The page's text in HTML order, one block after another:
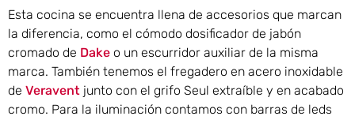
Esta cocina se encuentra llena de accesorios que marcan
la diferencia, como el cómodo dosificador de jabón
cromado de Dake o un escurridor auxiliar de la misma
marca. También tenemos el fregadero en acero inoxidable
de Veravent junto con el grifo Seul extraíble y en acabado
cromo. Para la iluminación contamos con barras de leds